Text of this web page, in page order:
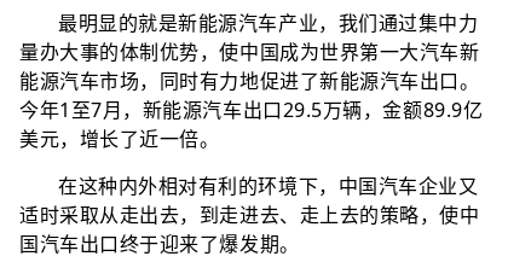
最明显的就是新能源汽车产业，我们通过集中力
量办大事的体制优势，使中国成为世界第一大汽车新
能源汽车市场，同时有力地促进了新能源汽车出口。
今年1至7月，新能源汽车出口29.5万辆，金额89.9亿
美元，增长了近一倍。
在这种内外相对有利的环境下，中国汽车企业又
适时采取从走出去，到走进去、走上去的策略，使中
国汽车出口终于迎来了爆发期。